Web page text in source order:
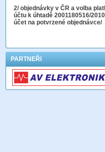
2/ objednávky v ČR a volba
účtu k úhtadě 2001180516/2010
účet na potvrzené objednávce/
PARTNEŘI